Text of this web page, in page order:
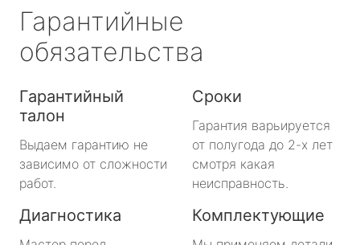
Гарантийные
обязательства
Гарантийный
талон
Выдаем гарантию не
зависимо от сложности
работ.
Сроки
Гарантия варьируется
от полугода до 2-х лет
смотря какая
неисправность.
Диагностика Комплектующие